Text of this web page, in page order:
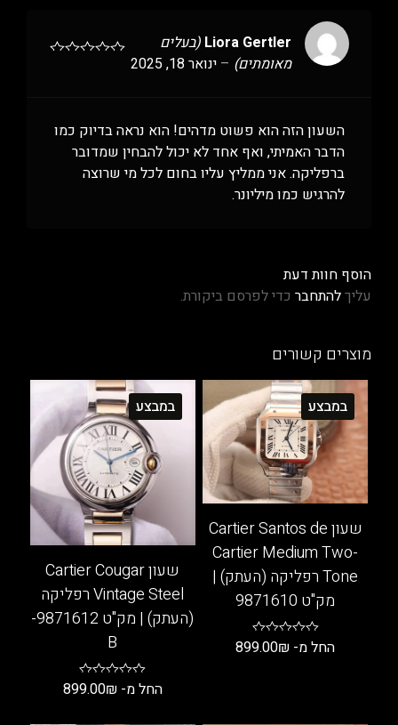
Liora Gertler (בעלים
מאומתים) – ינואר 18, 2025
השעון הזה הוא פשוט מדהים! הוא נראה בדיוק כמו
הדבר האמיתי, ואף אחד לא יכול להבחין שמדובר
ברפליקה. אני ממליץ עליו בחום לכל מי שרוצה
להרגיש כמו מיליונר.
הוסף חוות דעת
עליךלהתחבר כדי לפרסם ביקורת.
מוצרים קשורים
במבצע
שעון Cartier Santos de
Cartier Medium Two-
Tone רפליקה (העתק) |
מק"ט 9871610
החל מ- 899.00₪
במבצע
שעון Cartier Cougar
Vintage Steel רפליקה
(העתק) | מק"ט 9871612-
B
החל מ- 899.00₪